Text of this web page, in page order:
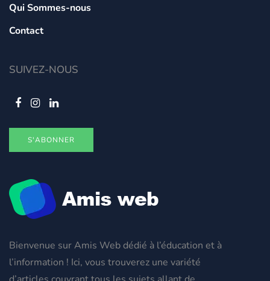
Bienvenue sur Amis Web dédié à l’éducation et à
l’information ! Ici, vous trouverez une variété
Qui Sommes-nous
Contact
SUIVEZ-NOUS
S'ABONNER